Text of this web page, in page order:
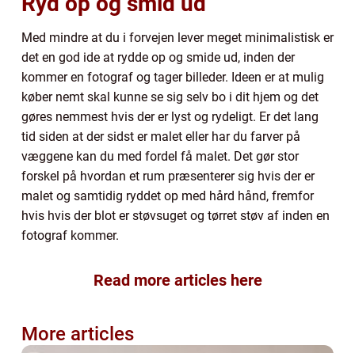
Med mindre at du i forvejen lever meget minimalistisk er
det en god ide at rydde op og smide ud, inden der
kommer en fotograf og tager billeder. Ideen er at mulig
køber nemt skal kunne se sig selv bo i dit hjem og det
gøres nemmest hvis der er lyst og rydeligt. Er det lang
tid siden at der sidst er malet eller har du farver på
væggene kan du med fordel få malet. Det gør stor
forskel på hvordan et rum præsenterer sig hvis der er
malet og samtidig ryddet op med hård hånd, fremfor
hvis hvis der blot er støvsuget og tørret støv af inden en
fotograf kommer.
Read more articles here
More articles